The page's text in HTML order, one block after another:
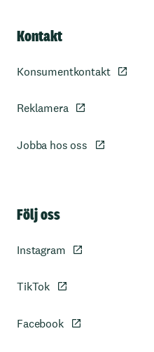
Kontakt
Konsumentkontakt
Reklamera
Jobba hos oss
Följ oss
Instagram
TikTok
Facebook